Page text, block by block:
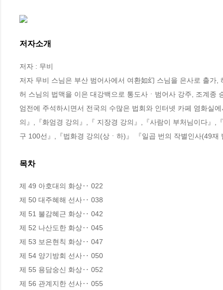
저자소개
저자 : 무비
저자 무비 스님은 부산 범어사에서 여환如幻 스님을 은사로 출가
허 스님의 법맥을 이은 대강백으로 통도사ㆍ범어사 강주, 조계종
엄전에 주석하시면서 전국의 수많은 법회와 인터넷 카페 염화실
의』,『화엄경 강의』,『 지장경 강의』,『사람이 부처님이다』,
구 100선』,『법화경 강의(상ㆍ하)』 『일곱 번의 작별인사(49
목차
제 49 아호대의 화상‥ 022
제 50 대주혜해 선사‥ 038
제 51 불감혜근 화상‥ 042
제 52 나산도한 화상‥ 045
제 53 보은현칙 화상‥ 047
제 54 양기방회 선사‥ 050
제 55 용담숭신 화상‥ 052
제 56 관계지한 선사‥ 055